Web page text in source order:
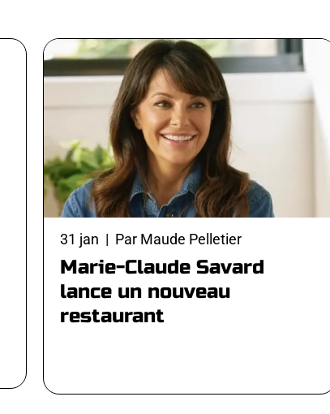
31 jan | Par Maude Pelletier
Marie-Claude Savard
lance un nouveau
restaurant